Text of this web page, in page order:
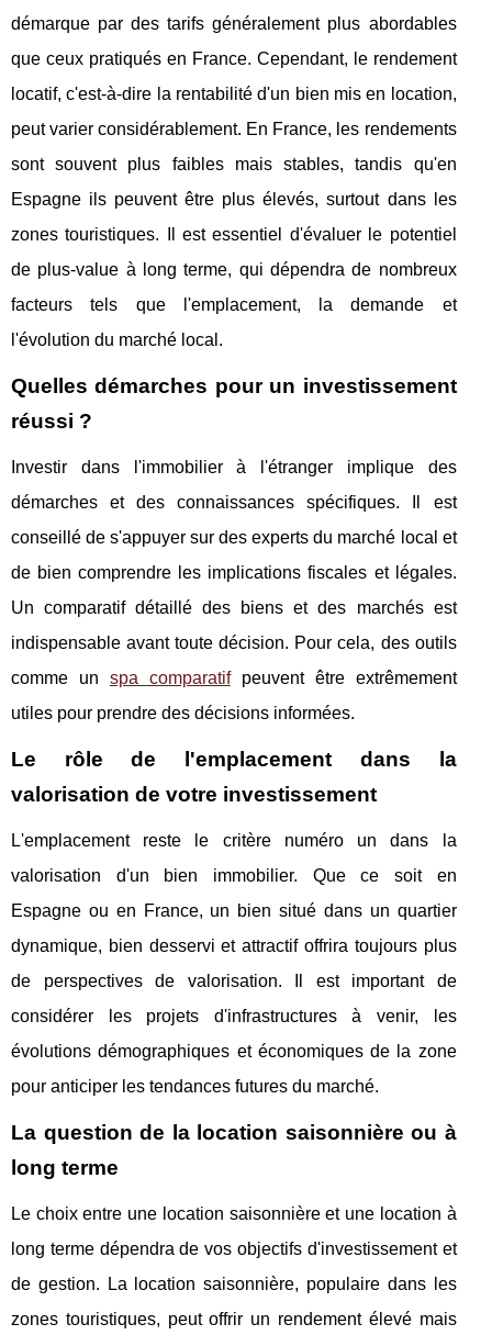
démarque par des tarifs généralement plus abordables
que ceux pratiqués en France. Cependant, le rendement
locatif, c'est-à-dire la rentabilité d'un bien mis en location,
peut varier considérablement. En France, les rendements
sont souvent plus faibles mais stables, tandis qu'en
Espagne ils peuvent être plus élevés, surtout dans les
zones touristiques. Il est essentiel d'évaluer le potentiel
de plus-value à long terme, qui dépendra de nombreux
facteurs tels que l'emplacement, la demande et
l'évolution du marché local.
Quelles démarches pour un investissement
réussi ?
Investir dans l'immobilier à l'étranger implique des
démarches et des connaissances spécifiques. Il est
conseillé de s'appuyer sur des experts du marché local et
de bien comprendre les implications fiscales et légales.
Un comparatif détaillé des biens et des marchés est
indispensable avant toute décision. Pour cela, des outils
comme un spa comparatifpeuvent être extrêmement
utiles pour prendre des décisions informées.
Le rôle de l'emplacement dans la
valorisation de votre investissement
L'emplacement reste le critère numéro un dans la
valorisation d'un bien immobilier. Que ce soit en
Espagne ou en France, un bien situé dans un quartier
dynamique, bien desservi et attractif offrira toujours plus
de perspectives de valorisation. Il est important de
considérer les projets d'infrastructures à venir, les
évolutions démographiques et économiques de la zone
pour anticiper les tendances futures du marché.
La question de la location saisonnière ou à
long terme
Le choix entre une location saisonnière et une location à
long terme dépendra de vos objectifs d'investissement et
de gestion. La location saisonnière, populaire dans les
zones touristiques, peut offrir un rendement élevé mais